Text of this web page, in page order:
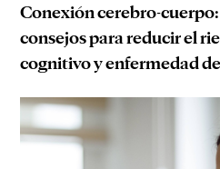
Conexión cerebro-
consejos para reducir el
cognitivo y enfermedad